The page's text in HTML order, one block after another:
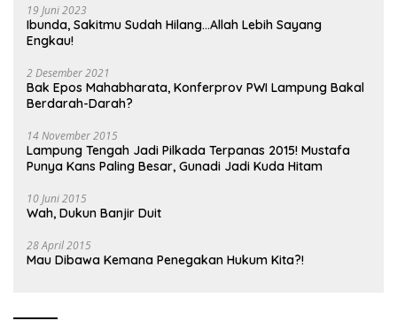
19 Juni 2023
Ibunda, Sakitmu Sudah Hilang…Allah Lebih Sayang
Engkau!
2 Desember 2021
Bak Epos Mahabharata, Konferprov PWI Lampung Bakal
Berdarah-Darah?
14 November 2015
Lampung Tengah Jadi Pilkada Terpanas 2015! Mustafa
Punya Kans Paling Besar, Gunadi Jadi Kuda Hitam
10 Juni 2015
Wah, Dukun Banjir Duit
28 April 2015
Mau Dibawa Kemana Penegakan Hukum Kita?!